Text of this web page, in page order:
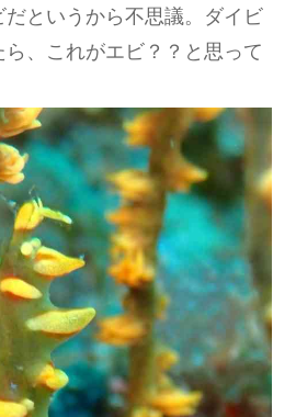
だというから不思議。ダイビ
、これがエビ？？と思って